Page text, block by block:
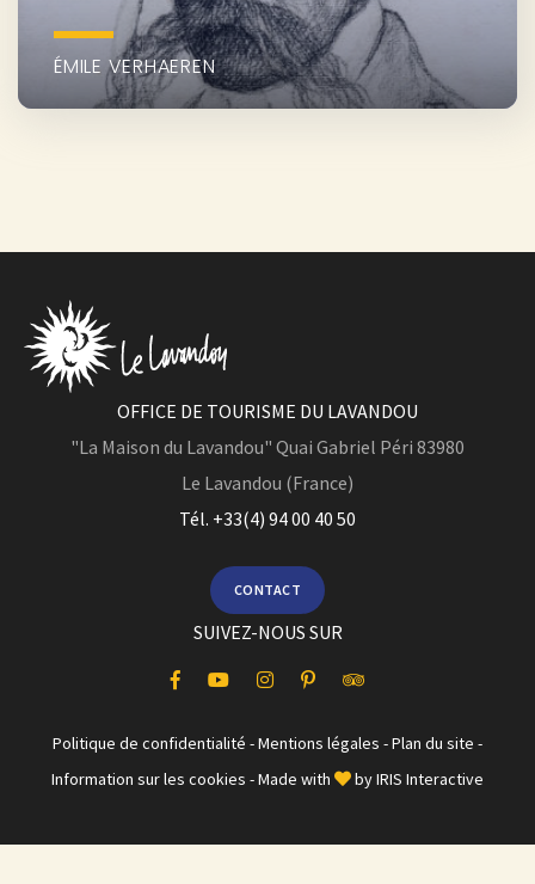
ÉMILE VERHAEREN
OFFICE DE TOURISME DU LAVANDOU
"La Maison du Lavandou" Quai Gabriel Péri 83980
Le Lavandou (France)
Tél. +33(4) 94 00 40 50
CONTACT
SUIVEZ-NOUS SUR
Politique de confidentialité -Mentions légales -Plan du site -
Information sur les cookies - Made with byIRIS Interactive